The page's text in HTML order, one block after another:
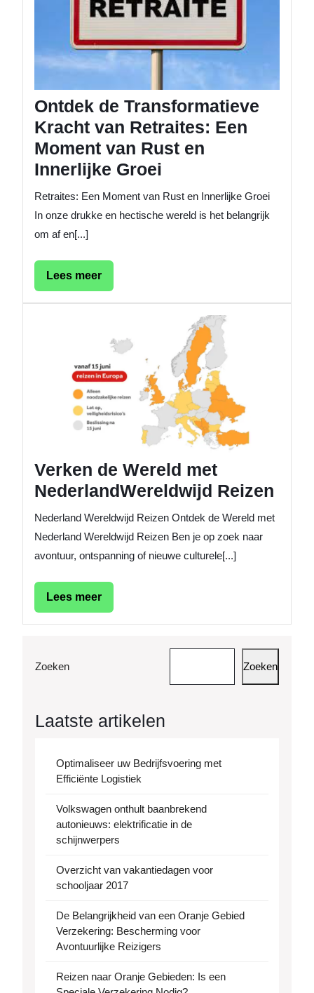
en
Ontdek de Transformatieve
Kracht van Retraites: Een
Moment van Rust en
Innerlijke Groei
Retraites: Een Moment van Rust en Innerlijke Groei
In onze drukke en hectische wereld is het belangrijk
om af en[...]
Lees meerLees
meer
Verken de Wereld met
NederlandWereldwijd Reizen
Nederland Wereldwijd Reizen Ontdek de Wereld met
Nederland Wereldwijd Reizen Ben je op zoek naar
avontuur, ontspanning of nieuwe culturele[...]
Lees meerLees
meer
Zoeken Zoeken
Laatste artikelen
Optimaliseer uw Bedrijfsvoering met
Efficiënte Logistiek
Volkswagen onthult baanbrekend
autonieuws: elektrificatie in de
schijnwerpers
Overzicht van vakantiedagen voor
schooljaar 2017
De Belangrijkheid van een Oranje Gebied
Verzekering: Bescherming voor
Avontuurlijke Reizigers
Reizen naar Oranje Gebieden: Is een